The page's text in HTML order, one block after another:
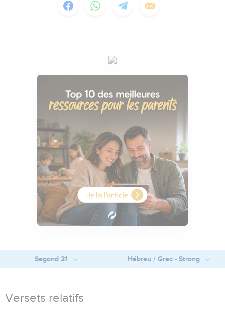
Segond 21 Hébreu / Grec - Strong
Versets relatifs